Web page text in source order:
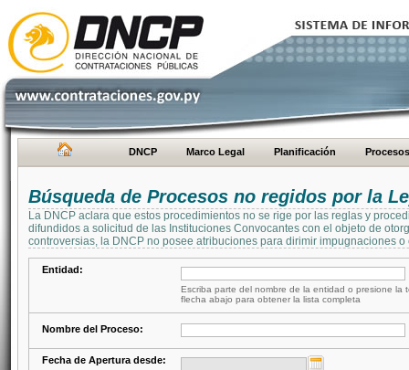
DNCP Marco Legal Planificación Procesos
Búsqueda de Procesos no regidos por la
La DNCP aclara que estos procedimientos no se rige por las reglas y
difundidos a solicitud de las Instituciones Convocantes con el objeto de
controversias, la DNCP no posee atribuciones para dirimir impugnaciones
Entidad:
Escriba parte del nombre de la entidad o presione la
flecha abajo para obtener la lista completa
Nombre del Proceso:
Fecha de Apertura desde: